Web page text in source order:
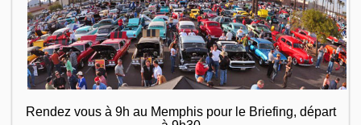
Rendez vous à 9h au Memphis pour le Briefing, départ